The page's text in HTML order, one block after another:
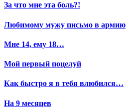
За что мне эта боль?!
Любимому мужу письмо в армию
Мне 14, ему 18…
Мой первый поцелуй
Как быстро я в тебя влюбился…
На 9 месяцев